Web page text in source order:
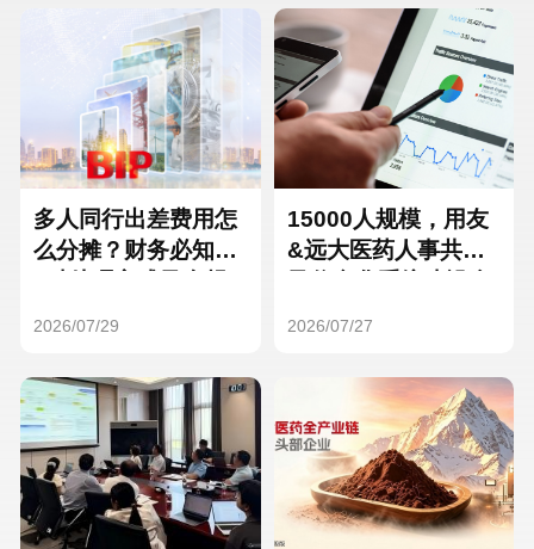
Thailand
Turkey
Hungary Mexico
Hong Kong Macau
多人同行出差费用怎
么分摊？财务必知的
2026/07/29
15000人规模，用友
&远大医药人事共享
2026/07/27